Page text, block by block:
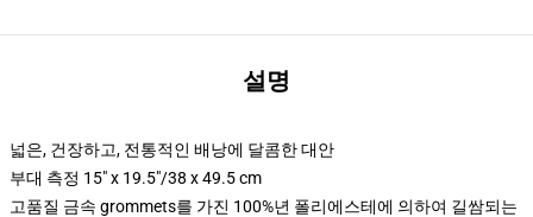
설명
넓은, 건장하고, 전통적인 배낭에 달콤한 대안
부대 측정 15" x 19.5"/38 x 49.5 cm
고품질 금속 grommets를 가진 100%년 폴리에스테에 의하여 길쌈되는